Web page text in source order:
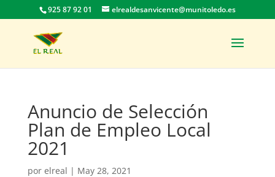
925 87 92 01 elrealdesanvicente@munitoledo.es
Anuncio de Selección
Plan de Empleo Local
2021
por elreal | May 28, 2021